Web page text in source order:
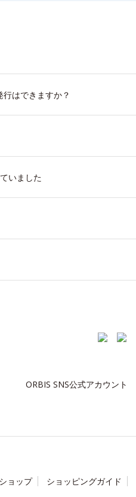
はできますか？
いました
ORBIS SNS公式アカウント
ョップ ショッピングガイド